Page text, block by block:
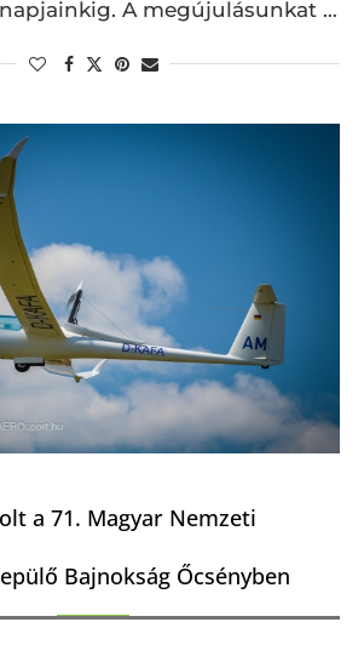
A megújulásunkat …
a 71. Magyar Nemzeti
Bajnokság Őcsényben